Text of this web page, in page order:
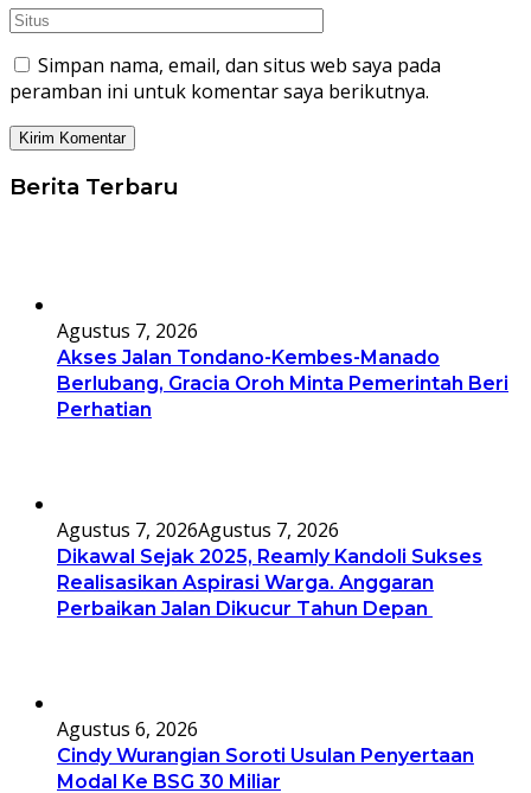
Simpan nama, email, dan situs web saya pada
peramban ini untuk komentar saya berikutnya.
Berita Terbaru
Agustus 7, 2026
Akses Jalan Tondano-Kembes-Manado
Berlubang, Gracia Oroh Minta Pemerintah Beri
Perhatian
Agustus 7, 2026Agustus 7, 2026
Dikawal Sejak 2025, Reamly Kandoli Sukses
Realisasikan Aspirasi Warga. Anggaran
Perbaikan Jalan Dikucur Tahun Depan
Agustus 6, 2026
Cindy Wurangian Soroti Usulan Penyertaan
Modal Ke BSG 30 Miliar